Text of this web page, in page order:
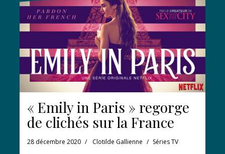
« Emily in Paris » regorge
de clichés sur la France
28 décembre 2020 Clotilde Gallienne Séries TV